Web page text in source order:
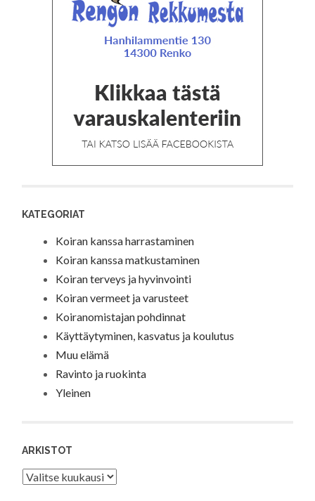
KATEGORIAT
Koiran kanssa harrastaminen
Koiran kanssa matkustaminen
Koiran terveys ja hyvinvointi
Koiran vermeet ja varusteet
Koiranomistajan pohdinnat
Käyttäytyminen, kasvatus ja koulutus
Muu elämä
Ravinto ja ruokinta
Yleinen
ARKISTOT
Arkistot